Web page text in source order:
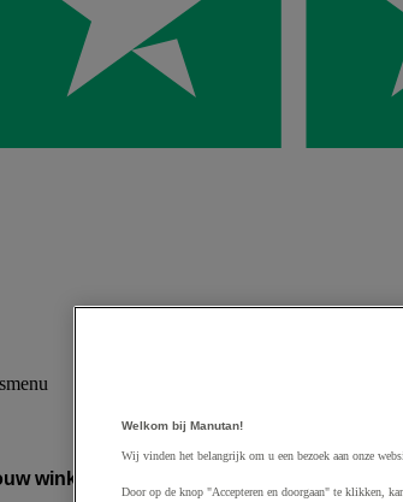
winkelwagen:
Welkom bij Manutan!
Wij vinden het belangrijk om u een bezoek aan onze
Door op de knop "Accepteren en doorgaan" te klikken,